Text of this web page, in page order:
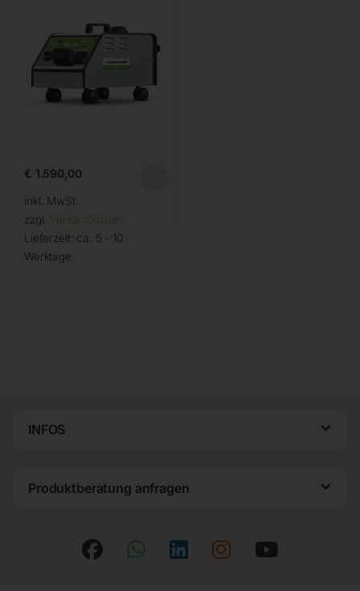
€ 1.590,00
inkl. MwSt.
zzgl. Versandkosten
Lieferzeit: ca. 5 - 10
Werktage
INFOS
Produktberatung anfragen